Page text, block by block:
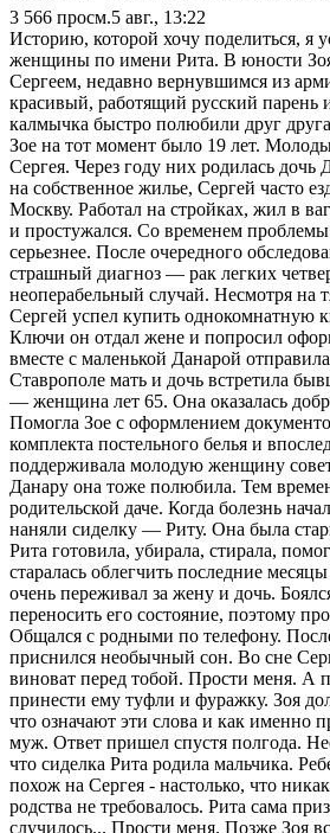
3 566 просм.5 авг., 13:22
Историю, которой хочу поделиться, я
женщины по имени Рита. В юности
Сергеем, недавно вернувшимся из
красивый, работящий русский парень
калмычка быстро полюбили друг
Зое на тот момент было 19 лет.
Сергея. Через году них родилась дочь
на собственное жилье, Сергей часто
Москву. Работал на стройках, жил в
и простужался. Со временем проблемы
серьезнее. После очередного
страшный диагноз — рак легких
неоперабельный случай. Несмотря на
Сергей успел купить однокомнатную
Ключи он отдал жене и попросил
вместе с маленькой Данарой
Ставрополе мать и дочь встретила
— женщина лет 65. Она оказалась
Помогла Зое с оформлением
комплекта постельного белья и
поддерживала молодую женщину
Данару она тоже полюбила. Тем
родительской даче. Когда болезнь
наняли сиделку — Риту. Она была
Рита готовила, убирала, стирала,
старалась облегчить последние
очень переживал за жену и дочь.
переносить его состояние, поэтому
Общался с родными по телефону.
приснился необычный сон. Во сне
виноват перед тобой. Прости меня. А
принести ему туфли и фуражку. Зоя
что означают эти слова и как именно
муж. Ответ пришел спустя полгода.
что сиделка Рита родила мальчика.
похож на Сергея - настолько, что
родства не требовалось. Рита сама
случилось... Прости меня. Позже Зоя